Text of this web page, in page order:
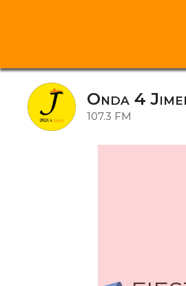
Saltar
contenido
Onda 4
107.3 FM